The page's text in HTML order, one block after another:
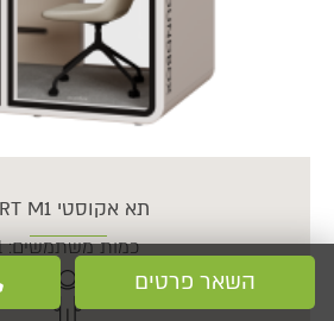
השאר פרטים
תא אקוסטי VRT M1
כמות משתמשים: 1